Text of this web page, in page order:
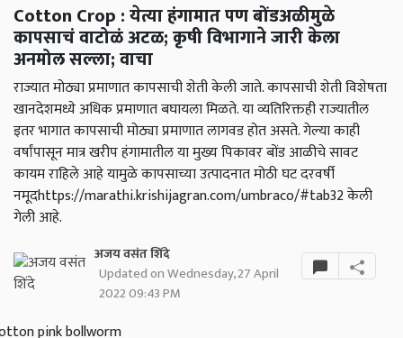
Cotton Crop : येत्या हंगामात पण बोंडअळीमुळे
कापसाचं वाटोळं अटळ; कृषी विभागाने जारी केला
अनमोल सल्ला; वाचा
राज्यात मोठ्या प्रमाणात कापसाची शेती केली जाते. कापसाची शेती विशेषता
खानदेशमध्ये अधिक प्रमाणात बघायला मिळते. या व्यतिरिक्तही राज्यातील
इतर भागात कापसाची मोठ्या प्रमाणात लागवड होत असते. गेल्या काही
वर्षांपासून मात्र खरीप हंगामातील या मुख्य पिकावर बोंड आळीचे सावट
कायम राहिले आहे यामुळे कापसाच्या उत्पादनात मोठी घट दरवर्षी
नमूदhttps://marathi.krishijagran.com/umbraco/#tab32 केली
गेली आहे.
अजय वसंत शिंदे
Updated on Wednesday, 27 April
2022 09:43 PM